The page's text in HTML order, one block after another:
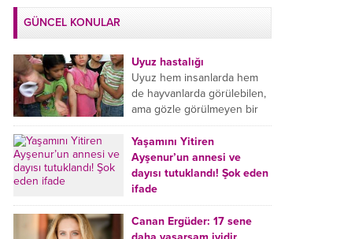
GÜNCEL KONULAR
Uyuz hastalığı
Uyuz hem insanlarda hem
de hayvanlarda görülebilen,
ama gözle görülmeyen bir
tür mikroplu böcek
hastalığıdır. Uyuz hastalığı
(Urticaria), deride veya...
Yaşamını Yitiren
Ayşenur’un annesi ve
dayısı tutuklandı! Şok eden
ifade
Burdur’da yatağında ölü
bulunan Ayşenur Kazık’ın (2)
annesi Kader Karadeniz (23)
Canan Ergüder: 17 sene